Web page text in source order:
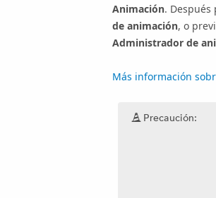
Animación.
de animación, o
Administrador de
Más información
Precaución: